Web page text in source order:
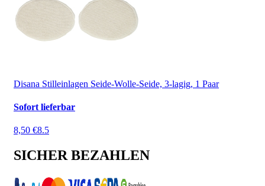
Disana Stilleinlagen Seide-Wolle-Seide, 3-lagig, 1 Paar
Sofort lieferbar
8,50 €8.5
SICHER BEZAHLEN